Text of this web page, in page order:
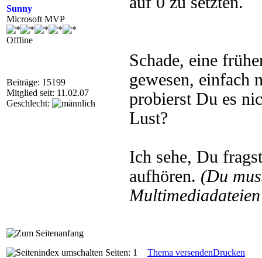
Sunny
Microsoft MVP
Offline
Beiträge: 15199
Mitglied seit: 11.02.07
Geschlecht:
Schade, eine
gewesen, einfach
probierst Du es
Lust?
Ich sehe, Du
aufhören. (Du
Seiten: 1 Thema versendenDrucken